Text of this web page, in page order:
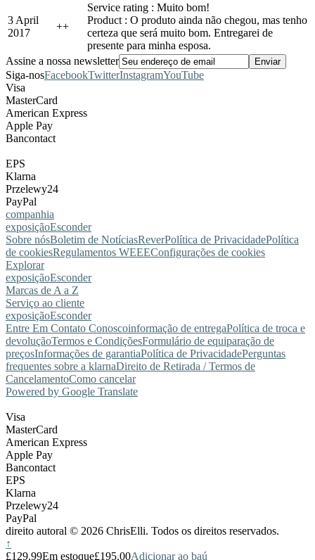
3 April
2017
++
Service rating : Muito bom!
Product : O produto ainda não chegou, mas tenho
certeza que será muito bom. Entregarei de
presente para minha esposa.
Assine a nossa newsletter
Siga-nosFacebookTwitterInstagramYouTube
Visa
MasterCard
American Express
Apple Pay
Bancontact
EPS
Klarna
Przelewy24
PayPal
companhia
exposiçãoEsconder
Sobre nósBoletim de NotíciasReverPolítica de PrivacidadePolítica
de cookiesRegulamentos WEEEConfigurações de cookies
Explorar
exposiçãoEsconder
Marcas de A a Z
Serviço ao cliente
exposiçãoEsconder
Entre Em Contato Conoscoinformação de entregaPolítica de troca e
devoluçãoTermos e CondiçõesFormulário de equiparação de
preçosInformações de garantiaPolítica de PrivacidadePerguntas
frequentes sobre a klarnaDireito de Retirada / Termos de
CancelamentoComo cancelar
Powered by Google Translate
Visa
MasterCard
American Express
Apple Pay
Bancontact
EPS
Klarna
Przelewy24
PayPal
direito autoral © 2026 ChrisElli. Todos os direitos reservados.
↑
£129.99Em estoque£195.00Adicionar ao baú